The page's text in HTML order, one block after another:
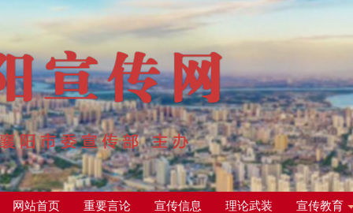
网站首页 重要言论 宣传信息 理论武装 宣传教育